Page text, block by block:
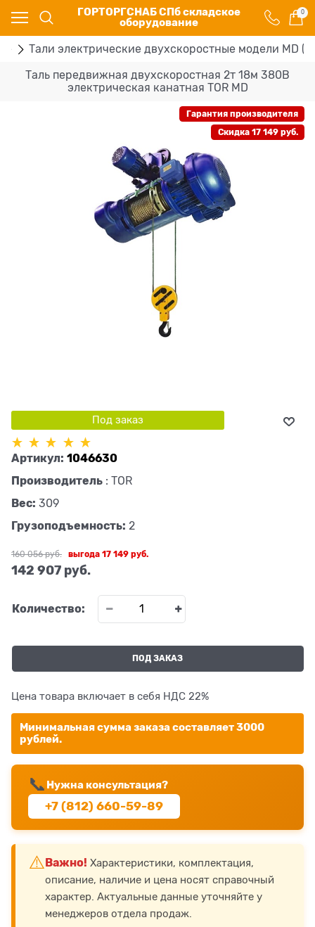
ГОРТОРГСНАБ СПб складское
оборудование
0
Тали электрические двухскоростные модели MD
Таль передвижная двухскоростная 2т 18м 380В
электрическая канатная TOR MD
Гарантия производителя
Скидка 17 149 руб.
Под заказ
Артикул: 1046630
Производитель : TOR
Вес: 309
Грузоподъемность: 2
160 056 руб.
142 907 руб.
выгода17 149 руб.
Количество:
ПОД ЗАКАЗ
Цена товара включает в себя НДС 22%
Минимальная сумма заказа составляет 3000
рублей.
📞 Нужна консультация?
+7 (812) 660-59-89
⚠️ Важно! Характеристики, комплектация,
описание, наличие и цена носят справочный
характер. Актуальные данные уточняйте у
менеджеров отдела продаж.